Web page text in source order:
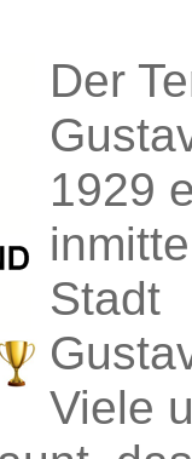
Der
1929
Stadt
Viele